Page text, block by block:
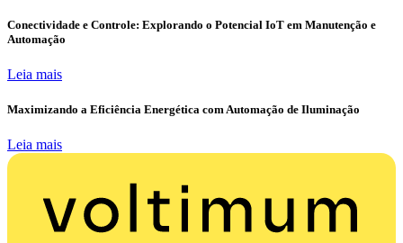
Conectividade e Controle: Explorando o Potencial IoT em Manutenção e
Automação
Leia mais
Maximizando a Eficiência Energética com Automação de Iluminação
Leia mais